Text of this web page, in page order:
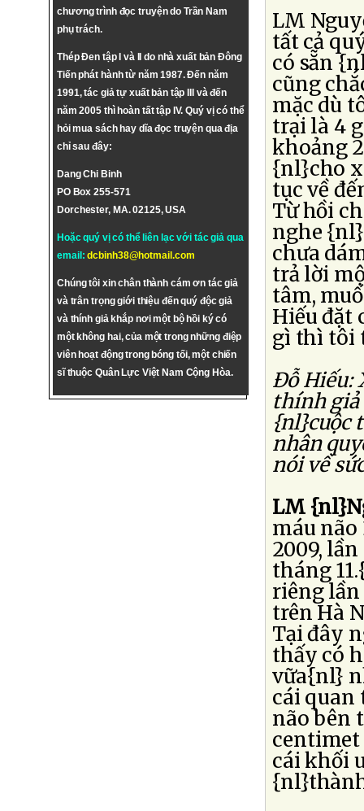
chương trình đọc truyện do Trần Nam
phụ trách.
Thép Đen tập I và II do nhà xuất bản Đông
Tiến phát hành từ năm 1987. Đến năm
1991, tác giả tự xuất bản tập III và đến
năm 2005 thì hoàn tất tập IV. Quý vị có thể
hỏi mua sách hay dĩa đọc truyện qua địa
chỉ sau đây:
Dang Chi Binh
PO Box 255-571
Dorchester, MA. 02125, USA
Hoặc quý vị có thể liên lạc với tác giả qua
email:dcbinh38@hotmail.com
Chúng tôi xin chân thành cám ơn tác giả
và trân trọng giới thiệu đến quý độc giả
và thính giả khắp nơi một bộ hồi ký có
một không hai, của một trong những điệp
viên hoạt động trong bóng tối, một chiến
sĩ thuộc Quân Lực Việt Nam Cộng Hòa.
LM
tất cả
có sẵn
cũng
mặc dù
trại là 4
khoảng
{nl}cho
tục về
Từ hồi
nghe
chưa
trả lời
tâm,
Hiếu đặt
gì thì tôi
Ðỗ Hiếu:
thính giả
{nl}cuộc
nhân
nói về
LM
máu
2009,
tháng
riêng
trên Hà
Tại đây
thấy có
vữa{nl}
cái quan
não bên
cái khối